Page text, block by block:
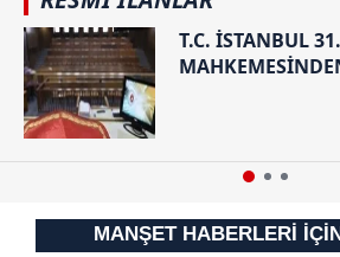
T.C. İSTANBUL
MANŞET HABERLERİ